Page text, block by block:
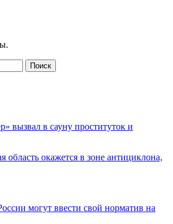
вызвал в сауну проституток и
область окажется в зоне антициклона,
могут ввести свой норматив на